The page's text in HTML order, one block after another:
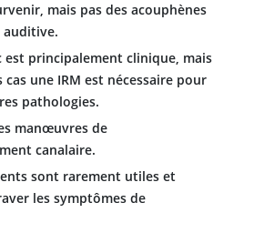
mais pas des acouphènes
est principalement clinique, mais
cas une IRM est nécessaire pour
pathologies.
manœuvres de
canalaire.
sont rarement utiles et
les symptômes de